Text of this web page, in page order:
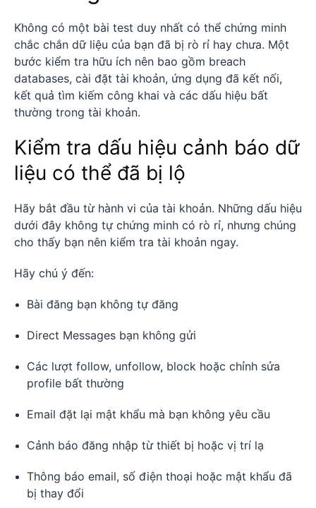
Không có một bài test duy nhất có thể chứng minh
chắc chắn dữ liệu của bạn đã bị rò rỉ hay chưa. Một
bước kiểm tra hữu ích nên bao gồm breach
databases, cài đặt tài khoản, ứng dụng đã kết nối,
kết quả tìm kiếm công khai và các dấu hiệu bất
thường trong tài khoản.
Kiểm tra dấu hiệu cảnh báo dữ
liệu có thể đã bị lộ
Hãy bắt đầu từ hành vi của tài khoản. Những dấu hiệu
dưới đây không tự chứng minh có rò rỉ, nhưng chúng
cho thấy bạn nên kiểm tra tài khoản ngay.
Hãy chú ý đến:
Bài đăng bạn không tự đăng
Direct Messages bạn không gửi
Các lượt follow, unfollow, block hoặc chỉnh sửa
profile bất thường
Email đặt lại mật khẩu mà bạn không yêu cầu
Cảnh báo đăng nhập từ thiết bị hoặc vị trí lạ
Thông báo email, số điện thoại hoặc mật khẩu đã
bị thay đổi